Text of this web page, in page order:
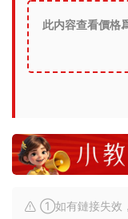
此内容查看價格
①如有鏈接失效